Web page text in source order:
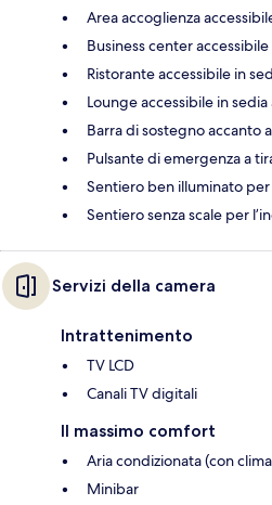
Area accoglienza
Business center
Ristorante accessibile in
Lounge accessibile in
Barra di sostegno accanto
Pulsante di emergenza a
Sentiero ben illuminato per
Sentiero senza scale per
Servizi della camera
Intrattenimento
TV LCD
Canali TV digitali
Il massimo comfort
Aria condizionata (con
Minibar